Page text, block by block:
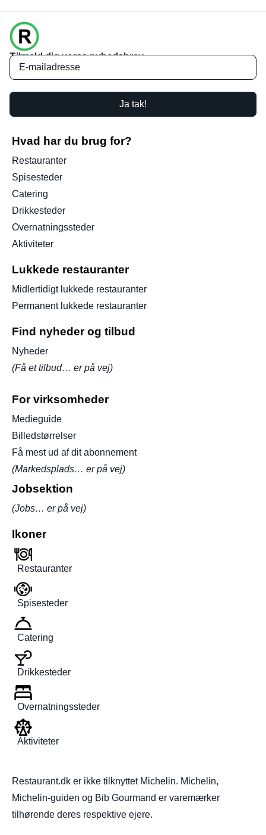
Tilmeld dig vores nyhedsbrev
Ja tak!
Hvad har du brug for?
Restauranter
Spisesteder
Catering
Drikkesteder
Overnatningssteder
Aktiviteter
Lukkede restauranter
Midlertidigt lukkede restauranter
Permanent lukkede restauranter
Find nyheder og tilbud
Nyheder
(Få et tilbud… er på vej)
For virksomheder
Medieguide
Billedstørrelser
Få mest ud af dit abonnement
(Markedsplads… er på vej)
Jobsektion
(Jobs… er på vej)
Ikoner
Restauranter
Spisesteder
Catering
Drikkesteder
Overnatningssteder
Aktiviteter
Restaurant.dk er ikke tilknyttet Michelin. Michelin,
Michelin-guiden og Bib Gourmand er varemærker
tilhørende deres respektive ejere.